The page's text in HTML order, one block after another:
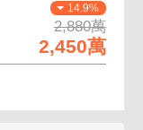
14.9%
2,880萬
2,450萬